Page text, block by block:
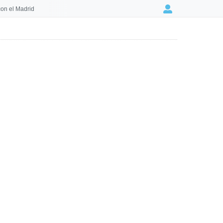
el Madrid Login